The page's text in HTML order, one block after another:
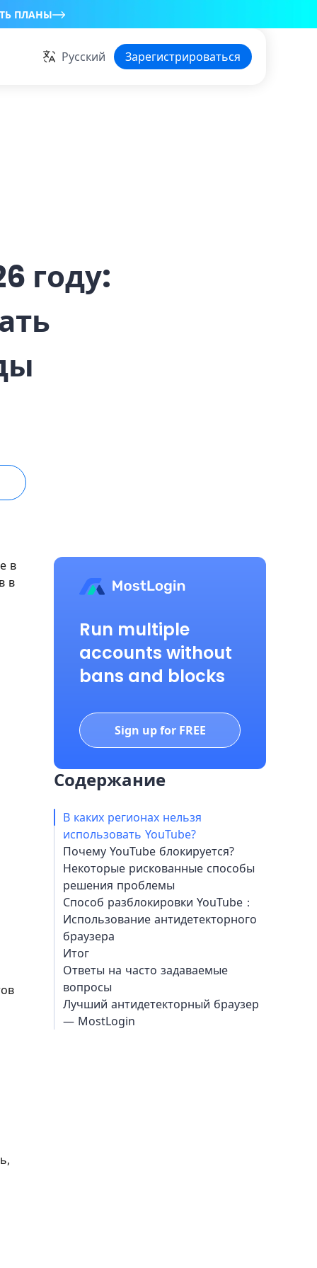
ПЛАНЫ
Русский Зарегистрироваться
году:
в
в
Run multiple
accounts without
bans and blocks
Sign up for FREE
Содержание
В каких регионах нельзя
использовать YouTube?
Почему YouTube блокируется?
Некоторые рискованные способы
решения проблемы
Способ разблокировки YouTube：
Использование антидетекторного
браузера
Итог
Ответы на часто задаваемые
вопросы
Лучший антидетекторный браузер
— MostLogin